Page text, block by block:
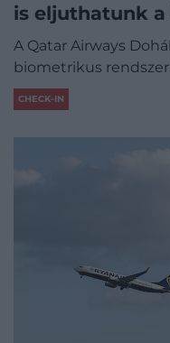
is eljuthatunk a
A Qatar Airways
biometrikus
CHECK-IN